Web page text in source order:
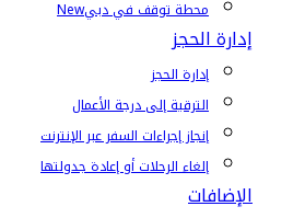
محطة توقف في دبيNew
إدارة الحجز
إدارة الحجز
الترقية إلى درجة الأعمال
إنجاز إجراءات السفر عبر الإنترنت
إلغاء الرحلات أو إعادة جدولتها
الإضافات